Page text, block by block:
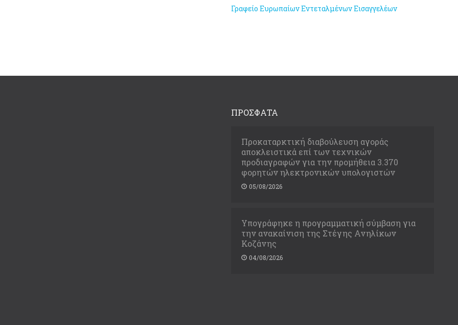
Γραφείο Ευρωπαίων Εντεταλμένων Εισαγγελέων
ΠΡΟΣΦΑΤΑ
Προκαταρκτική διαβούλευση αγοράς
αποκλειστικά επί των τεχνικών
προδιαγραφών για την προμήθεια 3.370
φορητών ηλεκτρονικών υπολογιστών
05/08/2026
Υπογράφηκε η προγραμματική σύμβαση για
την ανακαίνιση της Στέγης Ανηλίκων
Κοζάνης
04/08/2026